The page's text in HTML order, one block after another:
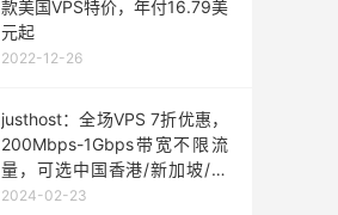
款美国VPS特价，年付16.79美
元起
2022-12-26
justhost：全场VPS 7折优惠，
200Mbps-1Gbps带宽不限流
量，可选中国香港/新加坡/美
国/俄罗斯CN2线路等
2024-02-23